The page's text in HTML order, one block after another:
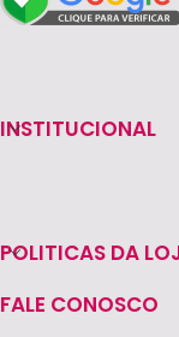
INSTITUCIONAL
POLITICAS DA
FALE CONOSCO